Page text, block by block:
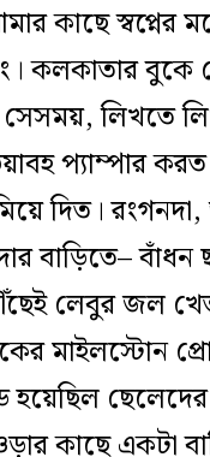
কাছে
কলকাতার
সেসময়,
প্যাম্পার
দিত।
বাড়িতে–
লেবুর জল
মাইলস্টোন
হয়েছিল
কাছে একটা